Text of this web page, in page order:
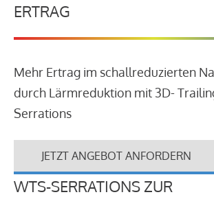
ERTRAG
Mehr Ertrag im schallreduzierten
durch Lärmreduktion mit 3D-
Serrations
JETZT ANGEBOT ANFORDERN
WTS-SERRATIONS ZUR